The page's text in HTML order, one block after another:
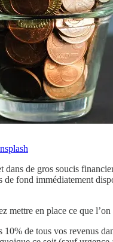
dans de gros soucis
de fond immédiatement
mettre en place ce que
10% de tous vos revenus